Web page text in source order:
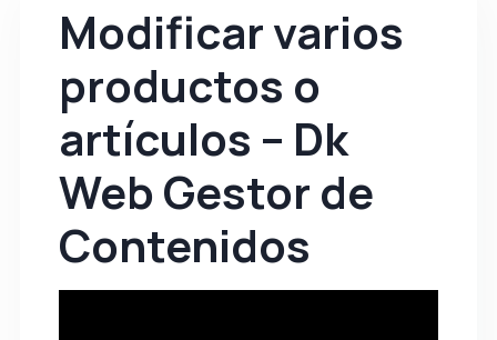
Modificar varios
productos o
artículos – Dk
Web Gestor de
Contenidos